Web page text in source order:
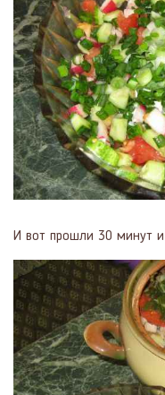
И вот прошли 30 минут